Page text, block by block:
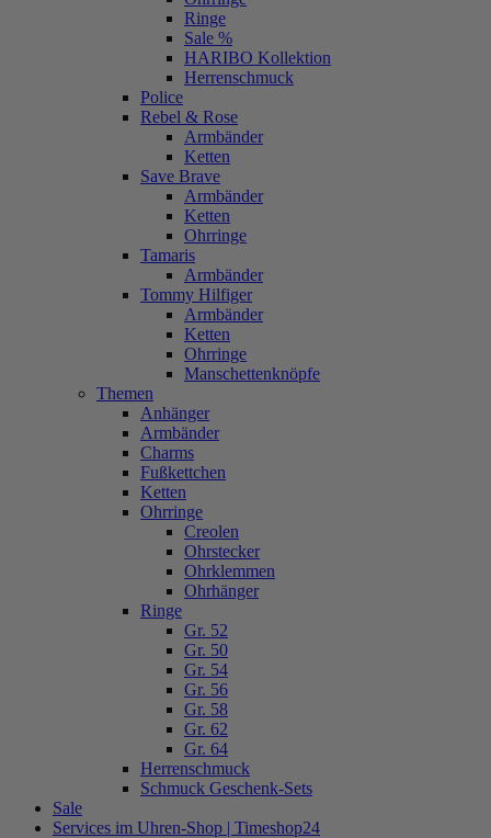
Ringe
Sale %
HARIBO Kollektion
Herrenschmuck
Police
Rebel & Rose
Armbänder
Ketten
Save Brave
Armbänder
Ketten
Ohrringe
Tamaris
Armbänder
Tommy Hilfiger
Armbänder
Ketten
Ohrringe
Manschettenknöpfe
Themen
Anhänger
Armbänder
Charms
Fußkettchen
Ketten
Ohrringe
Creolen
Ohrstecker
Ohrklemmen
Ohrhänger
Ringe
Gr. 52
Gr. 50
Gr. 54
Gr. 56
Gr. 58
Gr. 62
Gr. 64
Herrenschmuck
Schmuck Geschenk-Sets
Sale
Services im Uhren-Shop | Timeshop24